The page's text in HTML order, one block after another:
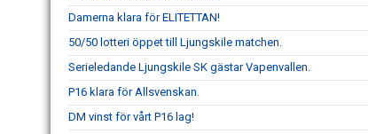
Damerna klara för ELITETTAN!
50/50 lotteri öppet till Ljungskile matchen.
Serieledande Ljungskile SK gästar Vapenvallen.
P16 klara för Allsvenskan.
DM vinst för vårt P16 lag!